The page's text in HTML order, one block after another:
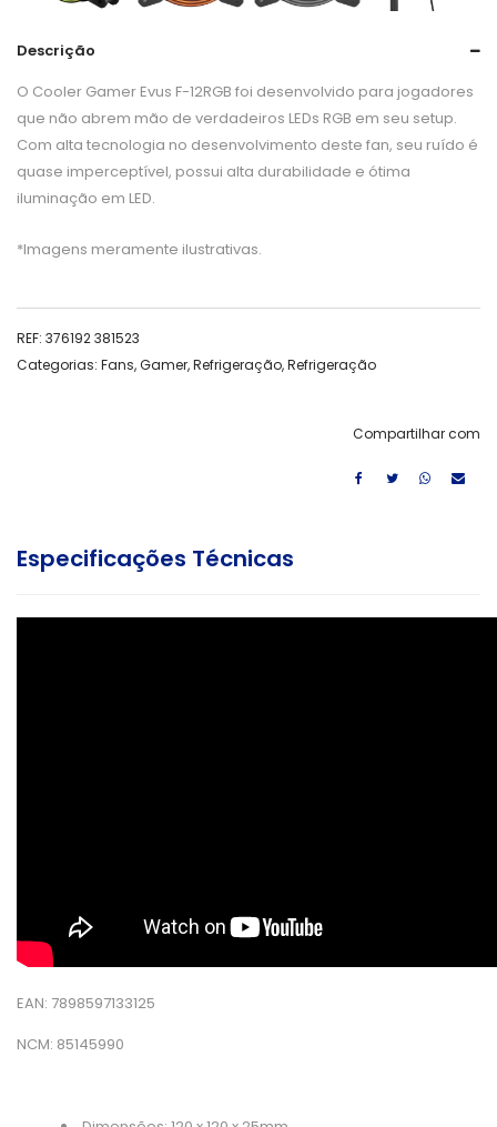
Descrição
O Cooler Gamer Evus F-12RGB foi desenvolvido para jogadores
que não abrem mão de verdadeiros LEDs RGB em seu setup.
Com alta tecnologia no desenvolvimento deste fan, seu ruído é
quase imperceptível, possui alta durabilidade e ótima
iluminação em LED.
*Imagens meramente ilustrativas.
REF: 376192 381523
Categorias: Fans,Gamer,Refrigeração,Refrigeração
Compartilhar com
Especificações Técnicas
EAN: 7898597133125
NCM: 85145990